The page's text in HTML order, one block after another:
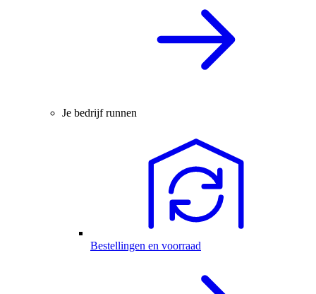
Je bedrijf runnen
Bestellingen en voorraad